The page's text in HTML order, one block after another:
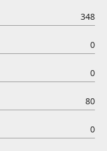
348
0
0
80
0